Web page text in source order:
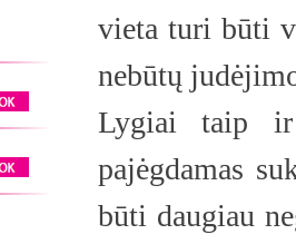
vieta turi būti
nebūtų
Lygiai taip ir
pajėgdamas
būti daugiau